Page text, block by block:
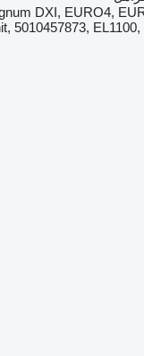
DXI, EURO4,
5010457873, EL1100,